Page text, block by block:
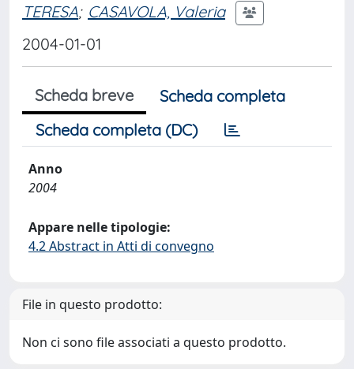
TERESA; CASAVOLA, Valeria
2004-01-01
Scheda breve
Scheda completa
Scheda completa (DC)
Anno
2004
Appare nelle tipologie:
4.2 Abstract in Atti di convegno
File in questo prodotto:
Non ci sono file associati a questo prodotto.